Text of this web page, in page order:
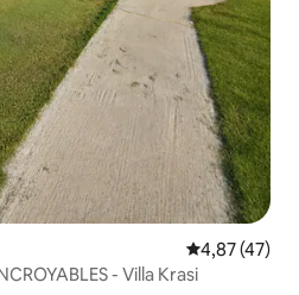
Évaluation
4,87 (47)
- Villa Krasi